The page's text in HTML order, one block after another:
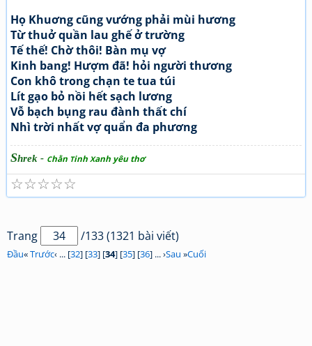
Họ Khuơng cũng vướng phải mùi hương
Từ thuở quần lau ghế ở trường
Tế thế! Chờ thôi! Bàn mụ vợ
Kinh bang! Hượm đã! hỏi người thương
Con khô trong chạn te tua túi
Lít gạo bỏ nồi hết sạch lương
Vỗ bạch bụng rau đành thất chí
Nhì trời nhất vợ quẩn đa phương
Shrek - Chằn Tinh Xanh yêu thơ
☆
☆
☆
☆
☆
Trang /133 (1321 bài viết)
Đầu«Trước‹ ... [32] [33] [34] [35] [36] ... ›Sau »Cuối